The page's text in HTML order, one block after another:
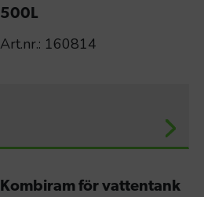
500L
Art.nr.: 160814
Kombiram för vattentank